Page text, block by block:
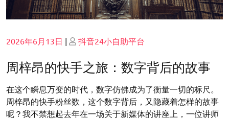
Posted
2026年6月13日 | Posted
抖音24小自助平台
周梓昂的快手之旅：数字背后的故事
在这个瞬息万变的时代，数字仿佛成为了衡量一切的标尺。
周梓昂的快手粉丝数，这个数字背后，又隐藏着怎样的故事
呢？我不禁想起去年在一场关于新媒体的讲座上，一位讲师